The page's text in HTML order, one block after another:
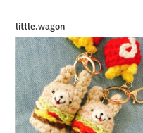
little.wagon